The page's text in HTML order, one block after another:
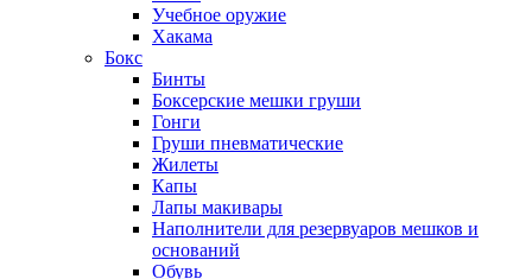
Учебное оружие
Хакама
Бокс
Бинты
Боксерские мешки груши
Гонги
Груши пневматические
Жилеты
Капы
Лапы макивары
Наполнители для резервуаров мешков и
оснований
Обувь